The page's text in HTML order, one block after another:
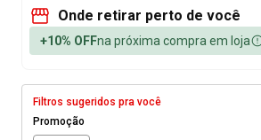
Onde retirar perto de você
+10% OFFna próxima compra em loja
Filtros sugeridos pra você
Promoção